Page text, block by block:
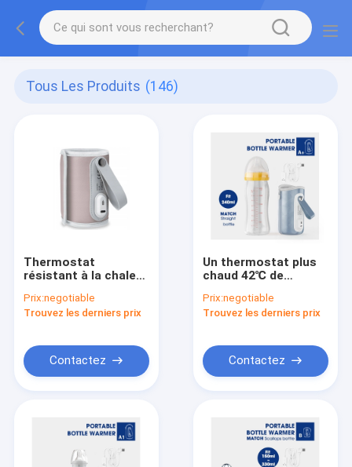
Tous Les Produits (146)
Thermostat
résistant à la chaleur
de réchauffeur
électrique de
Prix:negotiable
Trouvez les derniers prix
Contactez
Un thermostat plus
chaud 42℃ de
voyage d'unité
centrale de lait de
Prix:negotiable
Trouvez les derniers prix
Contactez